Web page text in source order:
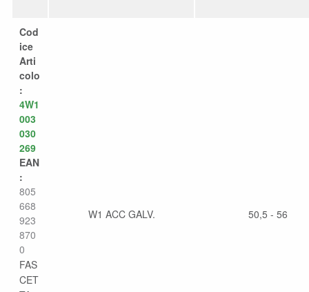
Cod
ice
Arti
colo
:
4W1
003
030
269
EAN
:
805
668
923
870
0
FAS
CET
W1 ACC GALV. 50,5 - 56